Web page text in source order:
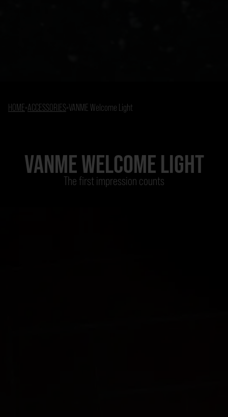
HOME»ACCESSORIES»VANME Welcome Light
VANME WELCOME LIGHT
The first impression counts